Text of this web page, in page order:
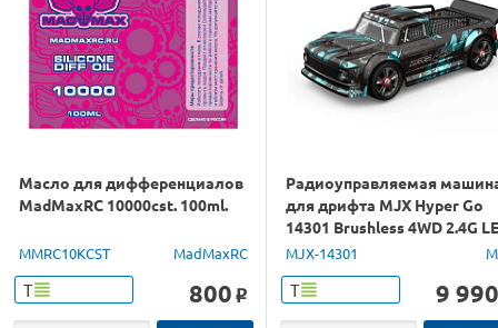
Масло для дифференциалов
MadMaxRC 10000cst. 100ml.
MMRC10KCST MadMaxRC
Т 800 o
Радиоуправляемая
для дрифта MJX Hyper Go
14301 Brushless 4WD 2.4G
1/14 RTR
MJX-14301
Т 9 990